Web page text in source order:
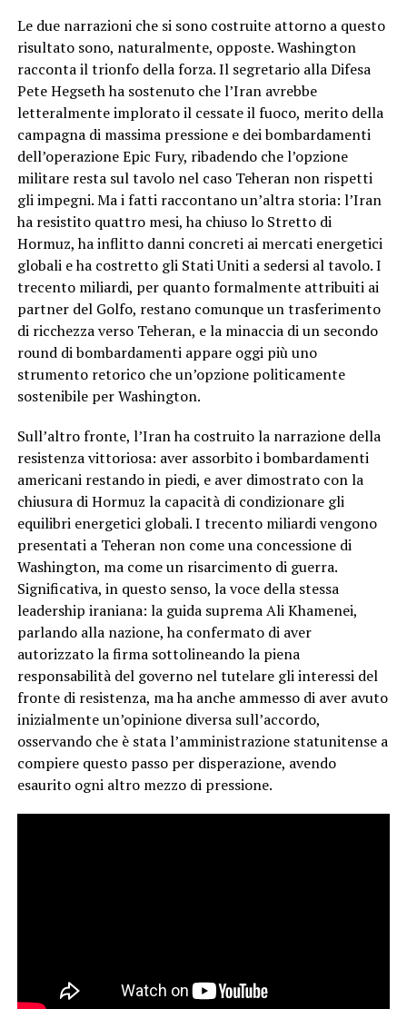
Le due narrazioni che si sono costruite attorno a questo
risultato sono, naturalmente, opposte. Washington
racconta il trionfo della forza. Il segretario alla Difesa
Pete Hegseth ha sostenuto che l’Iran avrebbe
letteralmente implorato il cessate il fuoco, merito della
campagna di massima pressione e dei bombardamenti
dell’operazione Epic Fury, ribadendo che l’opzione
militare resta sul tavolo nel caso Teheran non rispetti
gli impegni. Ma i fatti raccontano un’altra storia: l’Iran
ha resistito quattro mesi, ha chiuso lo Stretto di
Hormuz, ha inflitto danni concreti ai mercati energetici
globali e ha costretto gli Stati Uniti a sedersi al tavolo. I
trecento miliardi, per quanto formalmente attribuiti ai
partner del Golfo, restano comunque un trasferimento
di ricchezza verso Teheran, e la minaccia di un secondo
round di bombardamenti appare oggi più uno
strumento retorico che un’opzione politicamente
sostenibile per Washington.
Sull’altro fronte, l’Iran ha costruito la narrazione della
resistenza vittoriosa: aver assorbito i bombardamenti
americani restando in piedi, e aver dimostrato con la
chiusura di Hormuz la capacità di condizionare gli
equilibri energetici globali. I trecento miliardi vengono
presentati a Teheran non come una concessione di
Washington, ma come un risarcimento di guerra.
Significativa, in questo senso, la voce della stessa
leadership iraniana: la guida suprema Ali Khamenei,
parlando alla nazione, ha confermato di aver
autorizzato la firma sottolineando la piena
responsabilità del governo nel tutelare gli interessi del
fronte di resistenza, ma ha anche ammesso di aver avuto
inizialmente un’opinione diversa sull’accordo,
osservando che è stata l’amministrazione statunitense a
compiere questo passo per disperazione, avendo
esaurito ogni altro mezzo di pressione.